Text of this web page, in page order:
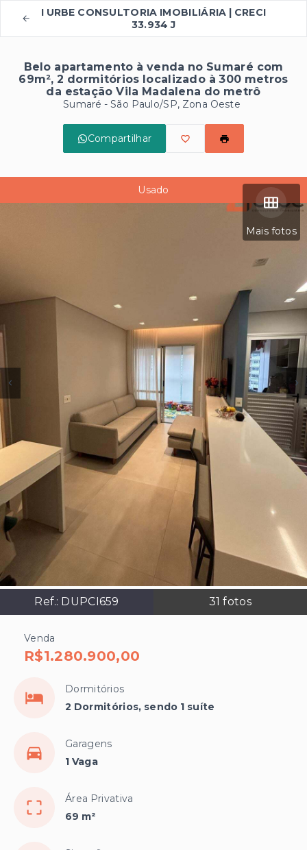
I URBE CONSULTORIA IMOBILIÁRIA | CRECI
33.934 J
Belo apartamento à venda no Sumaré com
69m², 2 dormitórios localizado à 300 metros
da estação Vila Madalena do metrô
Sumaré - São Paulo/SP, Zona Oeste
Compartilhar
Mais fotos
Ref.: DUPCI659 31 fotos
Usado
Venda
R$1.280.900,00
Dormitórios
2 Dormitórios, sendo 1 suíte
Garagens
1 Vaga
Área Privativa
69 m²